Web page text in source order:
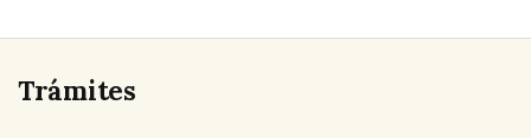
Trámites